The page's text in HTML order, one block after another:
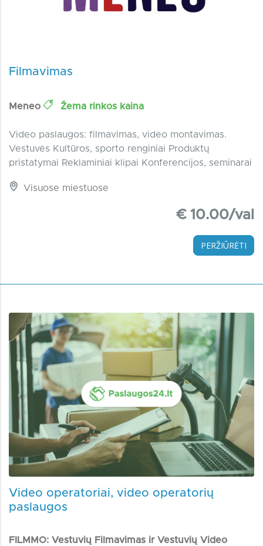
Filmavimas
Meneo Žema rinkos kaina
Video paslaugos: filmavimas, video montavimas.
Vestuvės Kultūros, sporto renginiai Produktų
pristatymai Reklaminiai klipai Konferencijos, seminarai
Visuose miestuose
€ 10.00/val
PERŽIŪRĖTI
Video operatoriai, video operatorių
paslaugos
FILMMO: Vestuvių Filmavimas ir Vestuvių Video